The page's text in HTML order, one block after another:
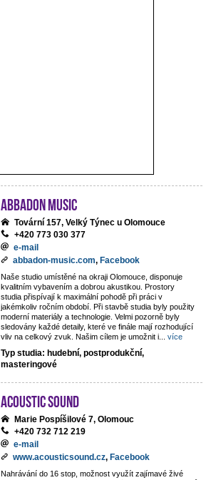
ABBADON Music
Tovární 157, Velký Týnec u Olomouce
+420 773 030 377
e-mail
abbadon-music.com, Facebook
Naše studio umístěné na okraji Olomouce, disponuje
kvalitním vybavením a dobrou akustikou. Prostory
studia přispívají k maximální pohodě při práci v
jakémkoliv ročním období. Při stavbě studia byly použity
moderní materiály a technologie. Velmi pozorně byly
sledovány každé detaily, které ve finále mají rozhodující
vliv na celkový zvuk. Našim cílem je umožnit i
více
Typ studia: hudební, postprodukční,
masteringové
Acoustic Sound
Marie Pospíšilové 7, Olomouc
+420 732 712 219
e-mail
www.acousticsound.cz, Facebook
Nahrávání do 16 stop, možnost využít zajímavé živé